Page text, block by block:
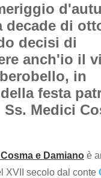
decade di
decisi di
anch'io il
in
festa
Medici
e Damiano è
XVII secolo dal conte